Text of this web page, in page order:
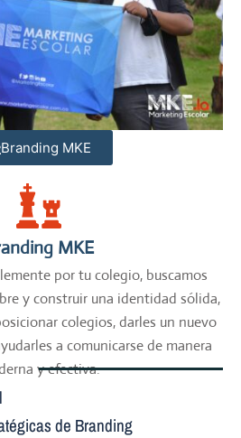
Branding MKE
MKE
por tu colegio, buscamos
y construir una identidad sólida,
colegios, darles un nuevo
a comunicarse de manera
y efectiva.
de Branding